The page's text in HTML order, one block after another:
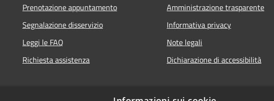
Prenotazione appuntamento
Segnalazione disservizio
Leggi le FAQ
Richiesta assistenza
Amministrazione trasparente
Informativa privacy
Note legali
Dichiarazione di accessibilità